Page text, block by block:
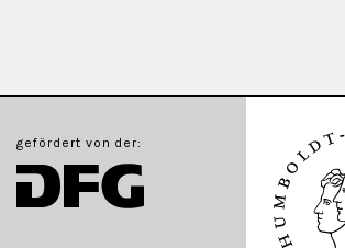
gefördert von der: